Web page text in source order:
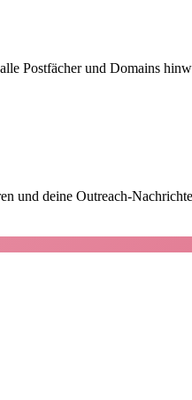
Postfächer und Domains
und deine Outreach-